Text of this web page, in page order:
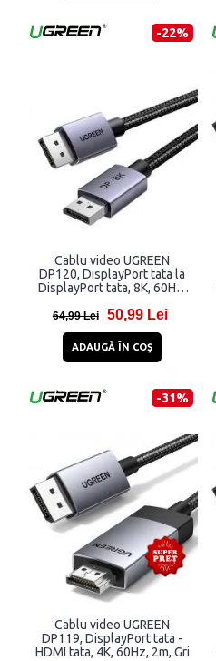
-22%
Cablu video UGREEN
DP120, DisplayPort tata la
DisplayPort tata, 8K, 60Hz,
64,99 Lei 50,99 Lei
ADAUGĂ ÎN COŞ
-31%
Cablu video UGREEN
DP119, DisplayPort tata -
HDMI tata, 4K, 60Hz, 2m, Gri